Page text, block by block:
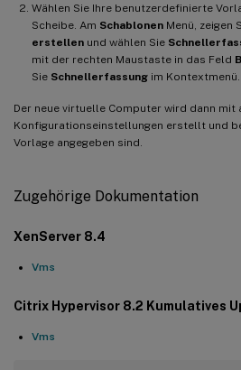
Wählen Sie Ihre benutzerdefinierte
Scheibe. Am Schablonen Menü, zeigen
erstellen und wählen Sie
mit der rechten Maustaste in das Feld
Sie Schnellerfassung im Kontextmenü.
Der neue virtuelle Computer wird dann mit
Konfigurationseinstellungen erstellt und
Vorlage angegeben sind.
Zugehörige Dokumentation
XenServer 8.4
Vms
Citrix Hypervisor 8.2 Kumulatives
Vms